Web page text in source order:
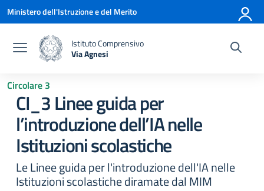
Vai ai contenuti
Vai al menu di navigazione
Vai al footer
Ministero dell'Istruzione e del Merito
Istituto Comprensivo
Via Agnesi
— Visita la pagina iniziale della scuola
Circolare 3
CI_3 Linee guida per
l’introduzione dell’IA nelle
Istituzioni scolastiche
Le Linee guida per l'introduzione dell'IA nelle
Istituzioni scolastiche diramate dal MIM